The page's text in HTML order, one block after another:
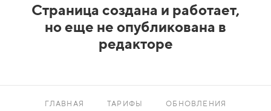
Страница создана и работает,
но еще не опубликована в
редакторе
ГЛАВНАЯ ТАРИФЫ ОБНОВЛЕНИЯ